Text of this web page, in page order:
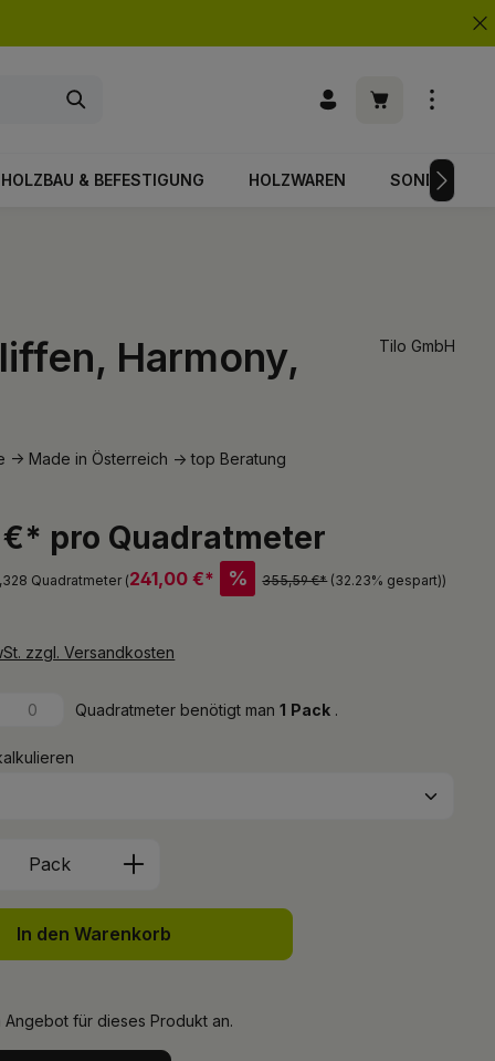
Warenkorb
HOLZBAU & BEFESTIGUNG HOLZWAREN
Harmony,
Tilo GmbH
> Made in Österreich -> top Beratung
€* pro Quadratmeter
Quadratmeter (241,00 €* % 355,59 €* (32.23% gespart))
zzgl. Versandkosten
Quadratmeter benötigt man1 Pack .
Anzahl: Gib den gewünschten Wert
Pack
In den Warenkorb
Angebot für dieses Produkt an.